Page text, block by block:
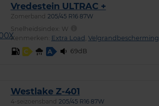
Vredestein ULTRAC +
Zomerband 205/45 R16 87W
Snelheidsindex: W
Kenmerken: Extra Load , Velgrandbescherming
C
A 69dB
Westlake Z-401
4-seizoensband 205/45 R16 87W